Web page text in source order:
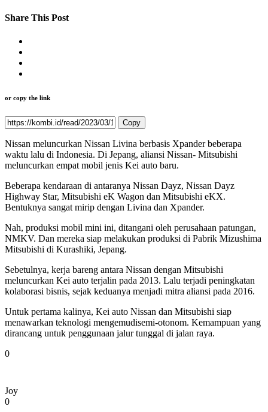
Share This Post
or copy the link
Copy
Nissan meluncurkan Nissan Livina berbasis Xpander beberapa
waktu lalu di Indonesia. Di Jepang, aliansi Nissan- Mitsubishi
meluncurkan empat mobil jenis Kei auto baru.
Beberapa kendaraan di antaranya Nissan Dayz, Nissan Dayz
Highway Star, Mitsubishi eK Wagon dan Mitsubishi eKX.
Bentuknya sangat mirip dengan Livina dan Xpander.
Nah, produksi mobil mini ini, ditangani oleh perusahaan patungan,
NMKV. Dan mereka siap melakukan produksi di Pabrik Mizushima
Mitsubishi di Kurashiki, Jepang.
Sebetulnya, kerja bareng antara Nissan dengan Mitsubishi
meluncurkan Kei auto terjalin pada 2013. Lalu terjadi peningkatan
kolaborasi bisnis, sejak keduanya menjadi mitra aliansi pada 2016.
Untuk pertama kalinya, Kei auto Nissan dan Mitsubishi siap
menawarkan teknologi mengemudisemi-otonom. Kemampuan yang
dirancang untuk penggunaan jalur tunggal di jalan raya.
0
Joy
0